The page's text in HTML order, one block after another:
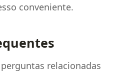
conveniente.
relacionadas